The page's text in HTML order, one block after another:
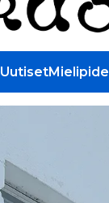
UutisetMielipide